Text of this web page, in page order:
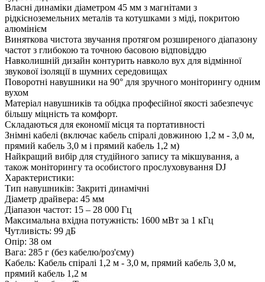
Власні динаміки діаметром 45 мм з магнітами з
рідкісноземельних металів та котушками з міді, покритою
алюмінієм
Виняткова чистота звучання протягом розширеного діапазону
частот з глибокою та точною басовою відповіддю
Навколишній дизайн контурить навколо вух для відмінної
звукової ізоляції в шумних середовищах
Поворотні навушники на 90° для зручного моніторингу одним
вухом
Матеріал навушників та обідка професійної якості забезпечує
більшу міцність та комфорт.
Складаються для економії місця та портативності
Знімні кабелі (включає кабель спіралі довжиною 1,2 м - 3,0 м,
прямий кабель 3,0 м і прямий кабель 1,2 м)
Найкращий вибір для студійного запису та мікшування, а
також моніторингу та особистого прослуховування DJ
Характеристики:
Тип навушників: Закриті динамічні
Діаметр драйвера: 45 мм
Діапазон частот: 15 – 28 000 Гц
Максимальна вхідна потужність: 1600 мВт за 1 кГц
Чутливість: 99 дБ
Опір: 38 ом
Вага: 285 г (без кабелю/роз'єму)
Кабель: Кабель спіралі 1,2 м - 3,0 м, прямий кабель 3,0 м,
прямий кабель 1,2 м